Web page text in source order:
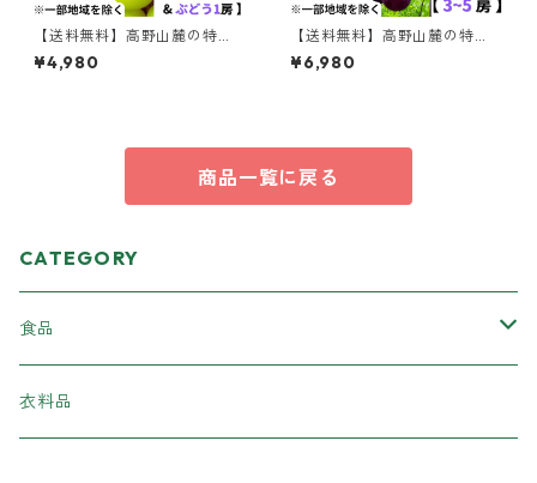
【送料無料】高野山麓の特
選 シャインマスカット＆旬
のぶどう セット 約1kg 【和歌
¥4,980
【送料無料】高野山麓の特
選 旬のぶどう 約1.8kg 【和
歌山ぶどう】
¥6,980
商品一覧に戻る
CATEGORY
食品
加工食品
衣料品